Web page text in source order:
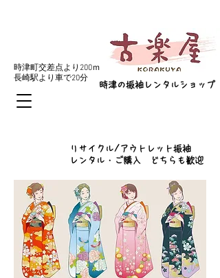
​時津町交差点より200ｍ
​長崎駅より車で20分
​リサイクル/アウトレット振袖
レンタル・ご購入 どちらも歓迎
​時津の振袖レンタルショップ